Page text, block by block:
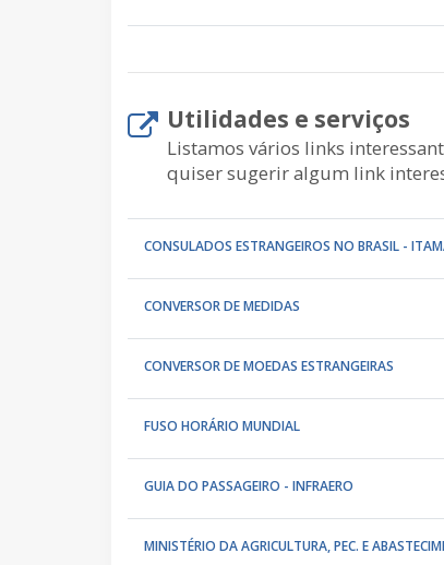
Utilidades e serviços
Listamos vários links
quiser sugerir algum link
CONSULADOS ESTRANGEIROS NO BRASIL -
CONVERSOR DE MEDIDAS
CONVERSOR DE MOEDAS ESTRANGEIRAS
FUSO HORÁRIO MUNDIAL
GUIA DO PASSAGEIRO - INFRAERO
MINISTÉRIO DA AGRICULTURA, PEC. E